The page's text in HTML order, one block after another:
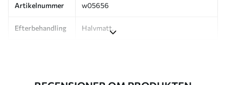
Artikelnummer w05656
Efterbehandling Halvmatt.